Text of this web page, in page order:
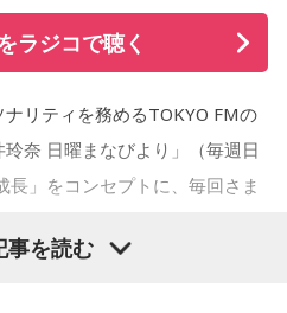
彼からの裏切りのような気持
性を呼び出し、私や彼女に不誠
しておらず、職場の雰囲気は
くなっています。
男性は独身生活をアピールする
ラジコで聴く
リティを務めるTOKYO FMの
奈 日曜まなびより」（毎週日
」をコンセプトに、毎回さま
をひも解いて、今よりもちょ
事を読む